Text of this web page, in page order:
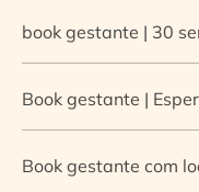
book gestante | 30
Book gestante |
Book gestante com